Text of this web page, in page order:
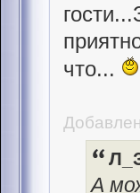
что...
А